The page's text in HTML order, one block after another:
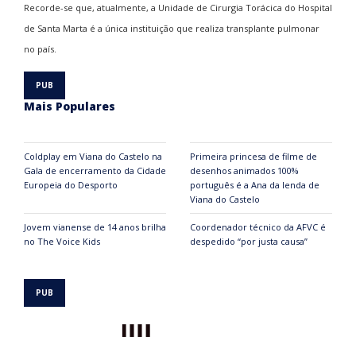
Recorde-se que, atualmente, a Unidade de Cirurgia Torácica do Hospital
de Santa Marta é a única instituição que realiza transplante pulmonar
no país.
Mais Populares
Coldplay em Viana do Castelo na
Gala de encerramento da Cidade
Europeia do Desporto
Primeira princesa de filme de
desenhos animados 100%
português é a Ana da lenda de
Viana do Castelo
Jovem vianense de 14 anos brilha
no The Voice Kids
Coordenador técnico da AFVC é
despedido “por justa causa”